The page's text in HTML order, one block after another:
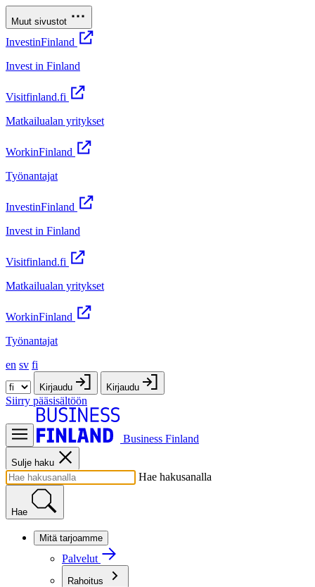
Muut sivustot
InvestinFinland
Invest in Finland
Visitfinland.fi
Matkailualan yritykset
WorkinFinland
Työnantajat
InvestinFinland
Invest in Finland
Visitfinland.fi
Matkailualan yritykset
WorkinFinland
Työnantajat
en sv fi
Kirjaudu Kirjaudu
Siirry pääsisältöön
Business Finland
Sulje haku
Hae hakusanalla
Hae
Mitä tarjoamme
Palvelut
Rahoitus